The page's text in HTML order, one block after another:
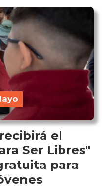
el
Ser Libres"
para